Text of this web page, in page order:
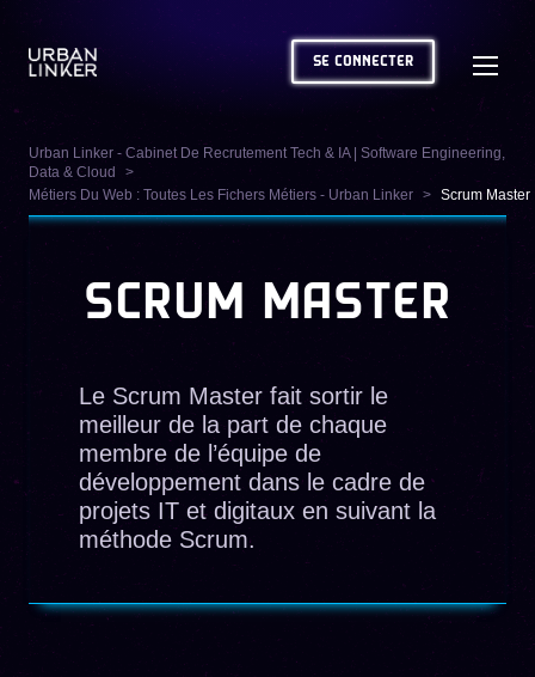
SE CONNECTER
Urban Linker - Cabinet De Recrutement Tech & IA | Software Engineering,
Data & Cloud
Métiers Du Web : Toutes Les Fichers Métiers - Urban Linker
Scrum Master
SCRUM MASTER
Le Scrum Master fait sortir le
meilleur de la part de chaque
membre de l’équipe de
développement dans le cadre de
projets IT et digitaux en suivant la
méthode Scrum.